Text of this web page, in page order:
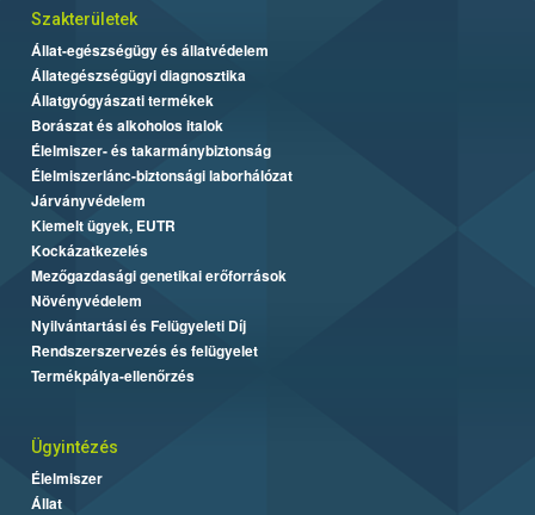
Szakterületek
Állat-egészségügy és állatvédelem
Állategészségügyi diagnosztika
Állatgyógyászati termékek
Borászat és alkoholos italok
Élelmiszer- és takarmánybiztonság
Élelmiszerlánc-biztonsági laborhálózat
Járványvédelem
Kiemelt ügyek, EUTR
Kockázatkezelés
Mezőgazdasági genetikai erőforrások
Növényvédelem
Nyilvántartási és Felügyeleti Díj
Rendszerszervezés és felügyelet
Termékpálya-ellenőrzés
Ügyintézés
Élelmiszer
Állat